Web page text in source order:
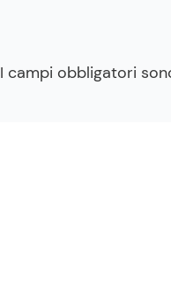
I campi obbligatori